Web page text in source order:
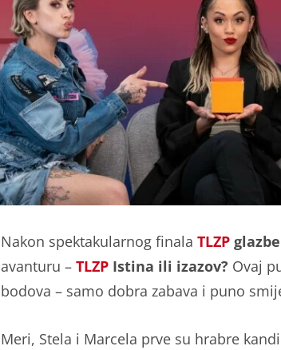
Nakon spektakularnog finala TLZP
avanturu – TLZP Istina ili izazov? Ovaj
bodova – samo dobra zabava i puno
Meri, Stela i Marcela prve su hrabre